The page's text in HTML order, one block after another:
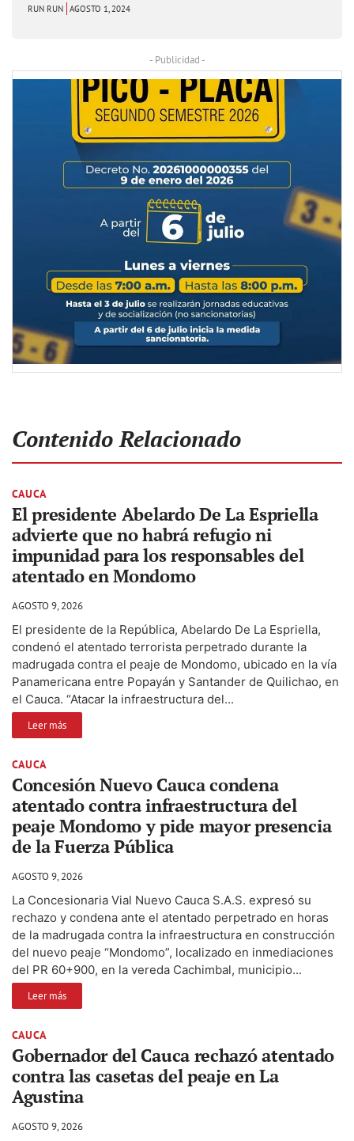
RUN RUN AGOSTO 1, 2024
- Publicidad -
Contenido Relacionado
CAUCA
El presidente Abelardo De La Espriella
advierte que no habrá refugio ni
impunidad para los responsables del
atentado en Mondomo
AGOSTO 9, 2026
El presidente de la República, Abelardo De La Espriella,
condenó el atentado terrorista perpetrado durante la
madrugada contra el peaje de Mondomo, ubicado en la vía
Panamericana entre Popayán y Santander de Quilichao, en
el Cauca. “Atacar la infraestructura del...
Leer más
CAUCA
Concesión Nuevo Cauca condena
atentado contra infraestructura del
peaje Mondomo y pide mayor presencia
de la Fuerza Pública
AGOSTO 9, 2026
La Concesionaria Vial Nuevo Cauca S.A.S. expresó su
rechazo y condena ante el atentado perpetrado en horas
de la madrugada contra la infraestructura en construcción
del nuevo peaje “Mondomo”, localizado en inmediaciones
del PR 60+900, en la vereda Cachimbal, municipio...
Leer más
CAUCA
Gobernador del Cauca rechazó atentado
contra las casetas del peaje en La
Agustina
AGOSTO 9, 2026